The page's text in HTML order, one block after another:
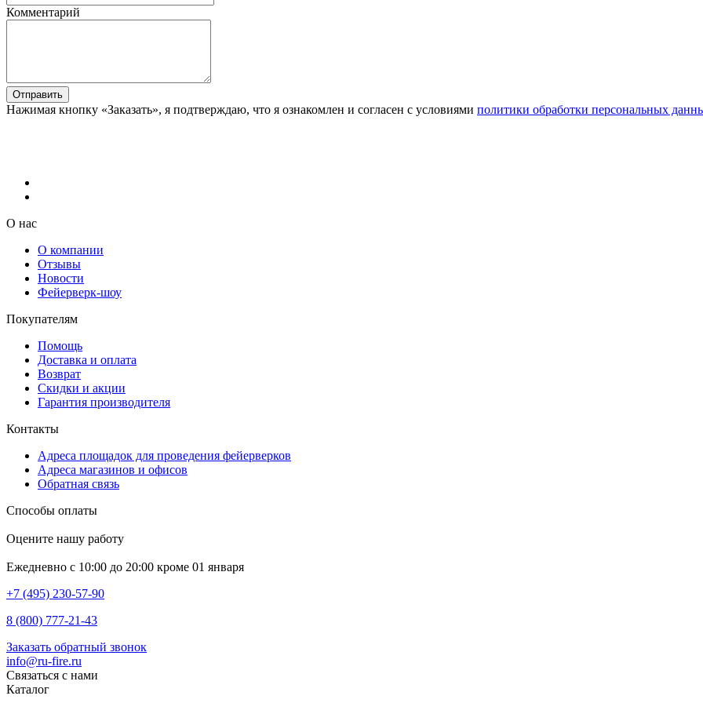
Комментарий
Отправить
Нажимая кнопку «Заказать», я подтверждаю, что я ознакомлен и согласен с условиями политики обработки персональных
О нас
О компании
Отзывы
Новости
Фейерверк-шоу
Покупателям
Помощь
Доставка и оплата
Возврат
Скидки и акции
Гарантия производителя
Контакты
Адреса площадок для проведения фейерверков
Адреса магазинов и офисов
Обратная связь
Способы оплаты
Оцените нашу работу
Ежедневно с 10:00 до 20:00 кроме 01 января
+7 (495) 230-57-90
8 (800) 777-21-43
Заказать обратный звонок
info@ru-fire.ru
Связаться с нами
Каталог